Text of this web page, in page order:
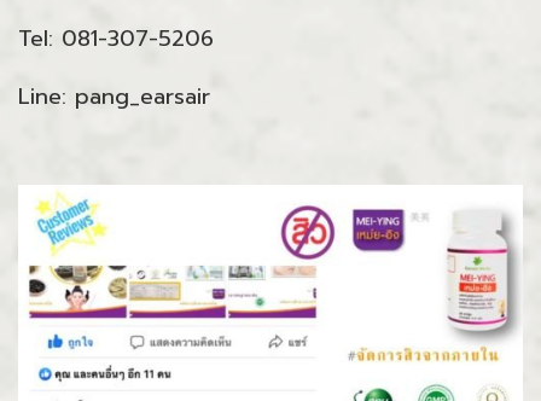
Tel: 081-307-5206
Line: pang_earsair